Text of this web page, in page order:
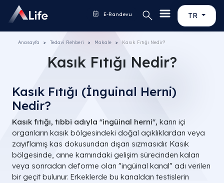
TR
E-Randevu
Anasayfa Tedavi Rehberi Makale Kasık Fıtığı Nedir?
Kasık Fıtığı Nedir?
Kasık Fıtığı (İnguinal Herni)
Nedir?
Kasık fıtığı, tıbbi adıyla "ingüinal herni", karın içi
organların kasık bölgesindeki doğal açıklıklardan veya
zayıflamış kas dokusundan dışarı sızmasıdır. Kasık
bölgesinde, anne karnındaki gelişim sürecinden kalan
veya sonradan deforme olan "ingüinal kanal" adı verilen
bir geçit bulunur. Erkeklerde bu kanaldan testislerin